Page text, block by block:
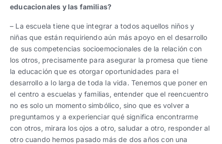
educacionales y las familias?
– La escuela tiene que integrar a todos aquellos niños y
niñas que están requiriendo aún más apoyo en el desarrollo
de sus competencias socioemocionales de la relación con
los otros, precisamente para asegurar la promesa que tiene
la educación que es otorgar oportunidades para el
desarrollo a lo larga de toda la vida. Tenemos que poner en
el centro a escuelas y familias, entender que el reencuentro
no es solo un momento simbólico, sino que es volver a
preguntamos y a experienciar qué significa encontrarme
con otros, mirara los ojos a otro, saludar a otro, responder al
otro cuando hemos pasado más de dos años con una